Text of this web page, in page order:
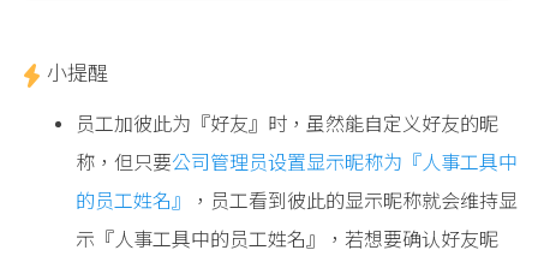
小提醒
员工加彼此为『好友』时，虽然能自定义好友的昵
称，但只要公司管理员设置显示昵称为『人事工具中
的员工姓名』
，员工看到彼此的显示昵称就会维持显
示『人事工具中的员工姓名』，若想要确认好友昵